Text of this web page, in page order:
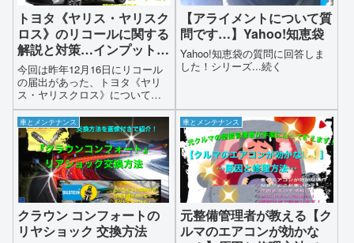
トヨタ《ヤリス・ヤリスク
ロス》のリコールに関する
解説と対策…インプットダ
ンパーとシートベルト関連
の不具合
今回は昨年12月16日にリコール
の届出があった、トヨタ《ヤリ
ス・ヤリスクロス》についてリ
コール内容を解説してみたいと
思いますどうぞよろしくお願い
します昨年12月のことなので、
当該車両を所有されているユー
ザの方々は既にリコール内容は
ご存知で多くの方がリコール対
策済みだとは思いますしかしな
がら中古車等に…続く
【アライメントについて質
問です…】Yahoo!知恵袋
Yahoo!知恵袋の質問に回答しま
した！シリーズ...続く
車とメンテナンス
クラウン コンフォートの
リヤショック 交換方法
車とメンテナンス
元整備管理者が教える【ク
ルマのエアコンが効かな